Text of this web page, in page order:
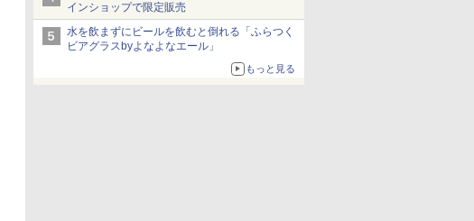
インショップで限定販売
水を飲まずにビールを飲むと倒れる「ふらつく
ビアグラスbyよなよなエール」
もっと見る